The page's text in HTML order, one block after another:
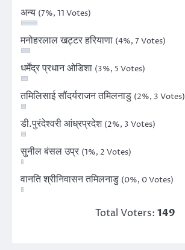
अन्य (7%, 11 Votes)
मनोहरलाल खट्टर हरियाणा (4%, 7 Votes)
धर्मेंद्र प्रधान ओडिशा (3%, 5 Votes)
तमिलिसाई सौंदर्यराजन तमिलनाडु (2%, 3 Votes)
डी.पुरंदेश्वरी आंध्रप्रदेश (2%, 3 Votes)
सुनील बंसल उप्र (1%, 2 Votes)
वानति श्रीनिवासन तमिलनाडु (0%, 0 Votes)
Total Voters: 149